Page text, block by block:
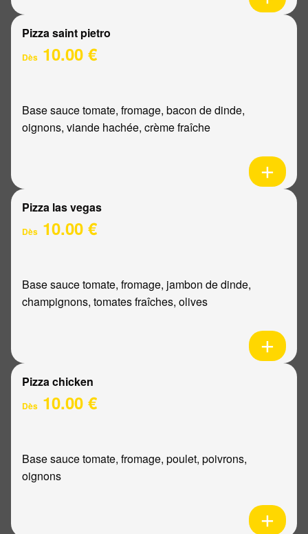
Pizza saint pietro
Dès 10.00 €
Base sauce tomate, fromage, bacon de dinde,
oignons, viande hachée, crème fraîche
Pizza las vegas
Dès 10.00 €
Base sauce tomate, fromage, jambon de dinde,
champignons, tomates fraîches, olives
Pizza chicken
Dès 10.00 €
Base sauce tomate, fromage, poulet, poivrons,
oignons